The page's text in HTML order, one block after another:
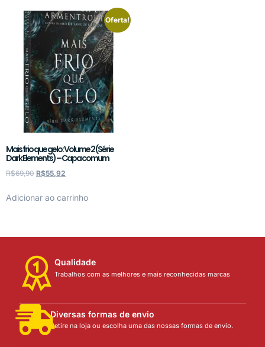
Oferta!
Mais frio que gelo: Volume 2 (Série
Dark Elements) – Capa comum
R$69,90 R$55,92
Adicionar ao carrinho
Qualidade
Trabalhos com as melhores e mais reconhecidas marcas
Diversas formas de envio
Retire na loja ou escolha uma das nossas formas de envio.